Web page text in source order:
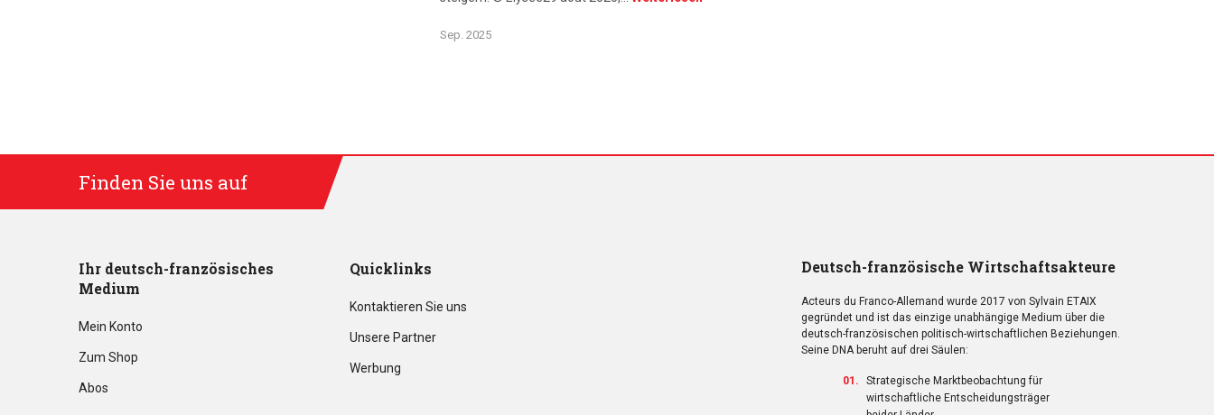
Sep. 2025
Finden Sie uns auf
Ihr deutsch-französisches
Medium
Mein Konto
Zum Shop
Abos
Quicklinks
Kontaktieren Sie uns
Unsere Partner
Werbung
Deutsch-französische Wirtschaftsakteure
Acteurs du Franco-Allemand wurde 2017 von Sylvain ETAIX
gegründet und ist das einzige unabhängige Medium über die
deutsch-französischen politisch-wirtschaftlichen Beziehungen.
Seine DNA beruht auf drei Säulen:
Strategische Marktbeobachtung für
wirtschaftliche Entscheidungsträger